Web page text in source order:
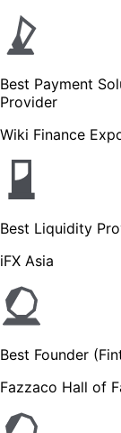
Best Payment
Provider
Wiki Finance
Best Liquidity
iFX Asia
Best Founder
Fazzaco Hall of